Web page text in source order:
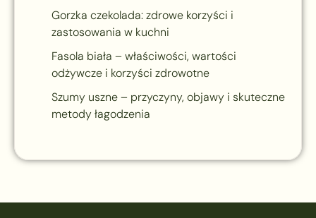
Gorzka czekolada: zdrowe korzyści i
zastosowania w kuchni
Fasola biała – właściwości, wartości
odżywcze i korzyści zdrowotne
Szumy uszne – przyczyny, objawy i skuteczne
metody łagodzenia